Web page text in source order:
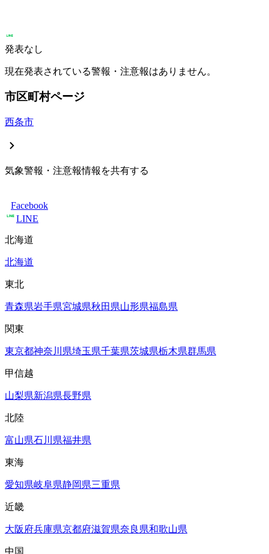
発表なし
現在発表されている警報・注意報はありません。
市区町村ページ
西条市
気象警報・注意報情報を共有する
Facebook
LINE
北海道
北海道
東北
青森県岩手県宮城県秋田県山形県福島県
関東
東京都神奈川県埼玉県千葉県茨城県栃木県群馬県
甲信越
山梨県新潟県長野県
北陸
富山県石川県福井県
東海
愛知県岐阜県静岡県三重県
近畿
大阪府兵庫県京都府滋賀県奈良県和歌山県
中国